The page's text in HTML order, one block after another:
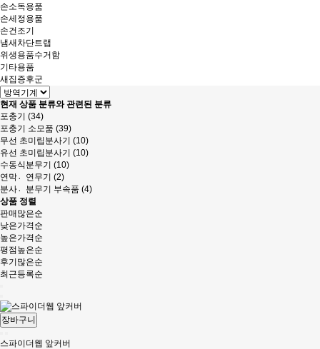
손소독용품
손세정용품
손건조기
냄새차단트랩
위생용품수거함
기타용품
새집증후군
현재 상품 분류와 관련된 분류
포충기 (34)
포충기 소모품 (39)
무선 초미립분사기 (10)
유선 초미립분사기 (10)
수동식분무기 (10)
연막연〮무기 (2)
분사분〮무기 부속품 (4)
상품 정렬
판매많은순
낮은가격순
높은가격순
평점높은순
후기많은순
최근등록순
장바구니
스파이더웹 앞커버